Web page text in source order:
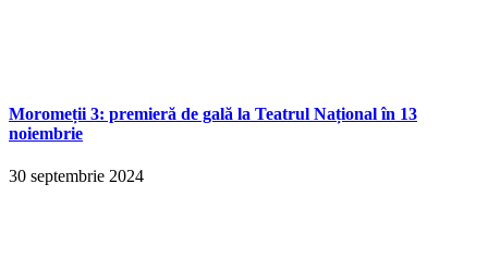
Moromeții 3: premieră de gală la Teatrul Național în 13
noiembrie
30 septembrie 2024